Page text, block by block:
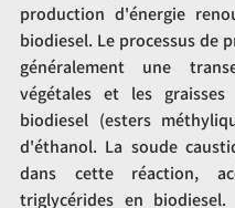
production d'énergie
biodiesel. Le processus de
généralement une
végétales et les
biodiesel (esters
d'éthanol. La soude
dans cette réaction,
triglycérides en